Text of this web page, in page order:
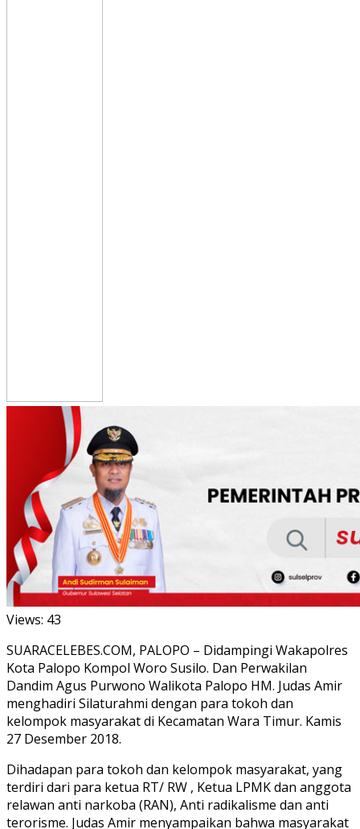
Views: 43
SUARACELEBES.COM, PALOPO – Didampingi Wakapolres
Kota Palopo Kompol Woro Susilo. Dan Perwakilan
Dandim Agus Purwono Walikota Palopo HM. Judas Amir
menghadiri Silaturahmi dengan para tokoh dan
kelompok masyarakat di Kecamatan Wara Timur. Kamis
27 Desember 2018.
Dihadapan para tokoh dan kelompok masyarakat, yang
terdiri dari para ketua RT/ RW , Ketua LPMK dan anggota
relawan anti narkoba (RAN), Anti radikalisme dan anti
terorisme. Judas Amir menyampaikan bahwa masyarakat